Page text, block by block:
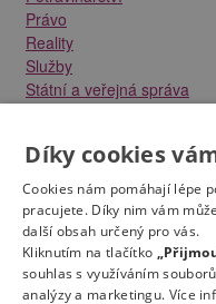
Právo
Reality
Služby
Státní a veřejná správa
Technika a elektrotechnika
Tvůrčí práce a design
Výroba
Vzdělávání a školství
Zdravotnictví
Zemědělství, lesnictví a
Díky cookies
Cookies nám pomáhají lépe
pracujete. Díky nim vám
další obsah určený pro vás.
Kliknutím na tlačítko
souhlas s využíváním
analýzy a marketingu. Více